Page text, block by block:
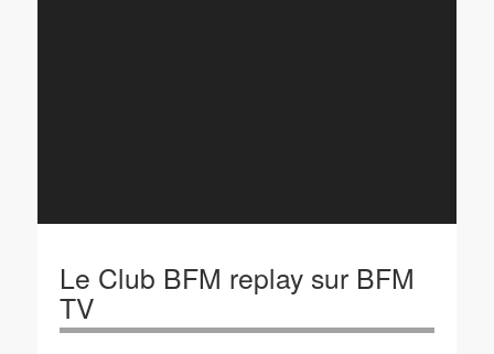
Le Club BFM replay sur BFM
TV